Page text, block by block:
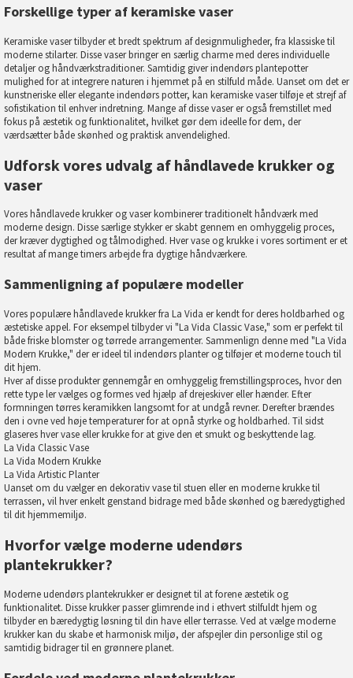
Forskellige typer af keramiske vaser
Keramiske vaser tilbyder et bredt spektrum af designmuligheder, fra klassiske til
moderne stilarter. Disse vaser bringer en særlig charme med deres individuelle
detaljer og håndværkstraditioner. Samtidig giver indendørs plantepotter
mulighed for at integrere naturen i hjemmet på en stilfuld måde. Uanset om det er
kunstneriske eller elegante indendørs potter, kan keramiske vaser tilføje et strejf af
sofistikation til enhver indretning. Mange af disse vaser er også fremstillet med
fokus på æstetik og funktionalitet, hvilket gør dem ideelle for dem, der
værdsætter både skønhed og praktisk anvendelighed.
Udforsk vores udvalg af håndlavede krukker og
vaser
Vores håndlavede krukker og vaser kombinerer traditionelt håndværk med
moderne design. Disse særlige stykker er skabt gennem en omhyggelig proces,
der kræver dygtighed og tålmodighed. Hver vase og krukke i vores sortiment er et
resultat af mange timers arbejde fra dygtige håndværkere.
Sammenligning af populære modeller
Vores populære håndlavede krukker fra La Vida er kendt for deres holdbarhed og
æstetiske appel. For eksempel tilbyder vi "La Vida Classic Vase," som er perfekt til
både friske blomster og tørrede arrangementer. Sammenlign denne med "La Vida
Modern Krukke," der er ideel til indendørs planter og tilføjer et moderne touch til
dit hjem.
Hver af disse produkter gennemgår en omhyggelig fremstillingsproces, hvor den
rette type ler vælges og formes ved hjælp af drejeskiver eller hænder. Efter
formningen tørres keramikken langsomt for at undgå revner. Derefter brændes
den i ovne ved høje temperaturer for at opnå styrke og holdbarhed. Til sidst
glaseres hver vase eller krukke for at give den et smukt og beskyttende lag.
La Vida Classic Vase
La Vida Modern Krukke
La Vida Artistic Planter
Uanset om du vælger en dekorativ vase til stuen eller en moderne krukke til
terrassen, vil hver enkelt genstand bidrage med både skønhed og bæredygtighed
til dit hjemmemiljø.
Hvorfor vælge moderne udendørs
plantekrukker?
Moderne udendørs plantekrukker er designet til at forene æstetik og
funktionalitet. Disse krukker passer glimrende ind i ethvert stilfuldt hjem og
tilbyder en bæredygtig løsning til din have eller terrasse. Ved at vælge moderne
krukker kan du skabe et harmonisk miljø, der afspejler din personlige stil og
samtidig bidrager til en grønnere planet.